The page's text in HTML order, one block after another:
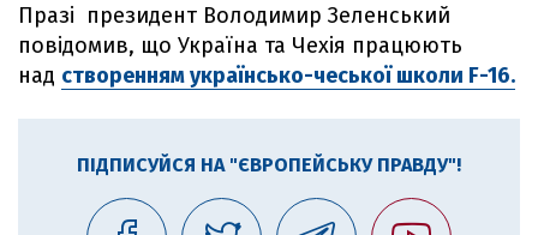
Празі президент Володимир Зеленський
повідомив, що Україна та Чехія працюють
над створенням українсько-чеської школи F-16.
ПІДПИСУЙСЯ НА "ЄВРОПЕЙСЬКУ ПРАВДУ"!